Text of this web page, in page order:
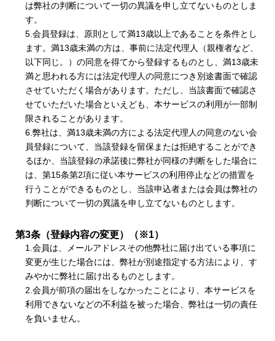
は弊社の判断について一切の異議を申し立てないものとしま
す。
5.会員登録は、原則として満13歳以上であることを条件とし
ます。満13歳未満の方は、事前に法定代理人（親権者など、
以下同じ。）の同意を得てから登録するものとし、満13歳未
満と思われる方には法定代理人の同意につき別途書面で確認
させていただく場合があります。ただし、当該書面で確認さ
せていただいた場合といえども、本サービスの利用が一部制
限されることがあります。
6.弊社は、満13歳未満の方による法定代理人の同意のない会
員登録について、当該登録を留保または拒絶することができ
るほか、当該登録の承諾後に弊社が同様の判断をした場合に
は、第15条第2項に従い本サービスの利用停止などの措置を
行うことができるものとし、当該申込者または会員は弊社の
判断について一切の異議を申し立てないものとします。
第3条（登録内容の変更）（※1）
1.会員は、メールアドレスその他弊社に届け出ている事項に
変更が生じた場合には、弊社が別途指定する方法により、す
みやかに弊社に届け出るものとします。
2.会員が前項の届出をしなかったことにより、本サービスを
利用できないなどの不利益を被った場合、弊社は一切の責任
を負いません。